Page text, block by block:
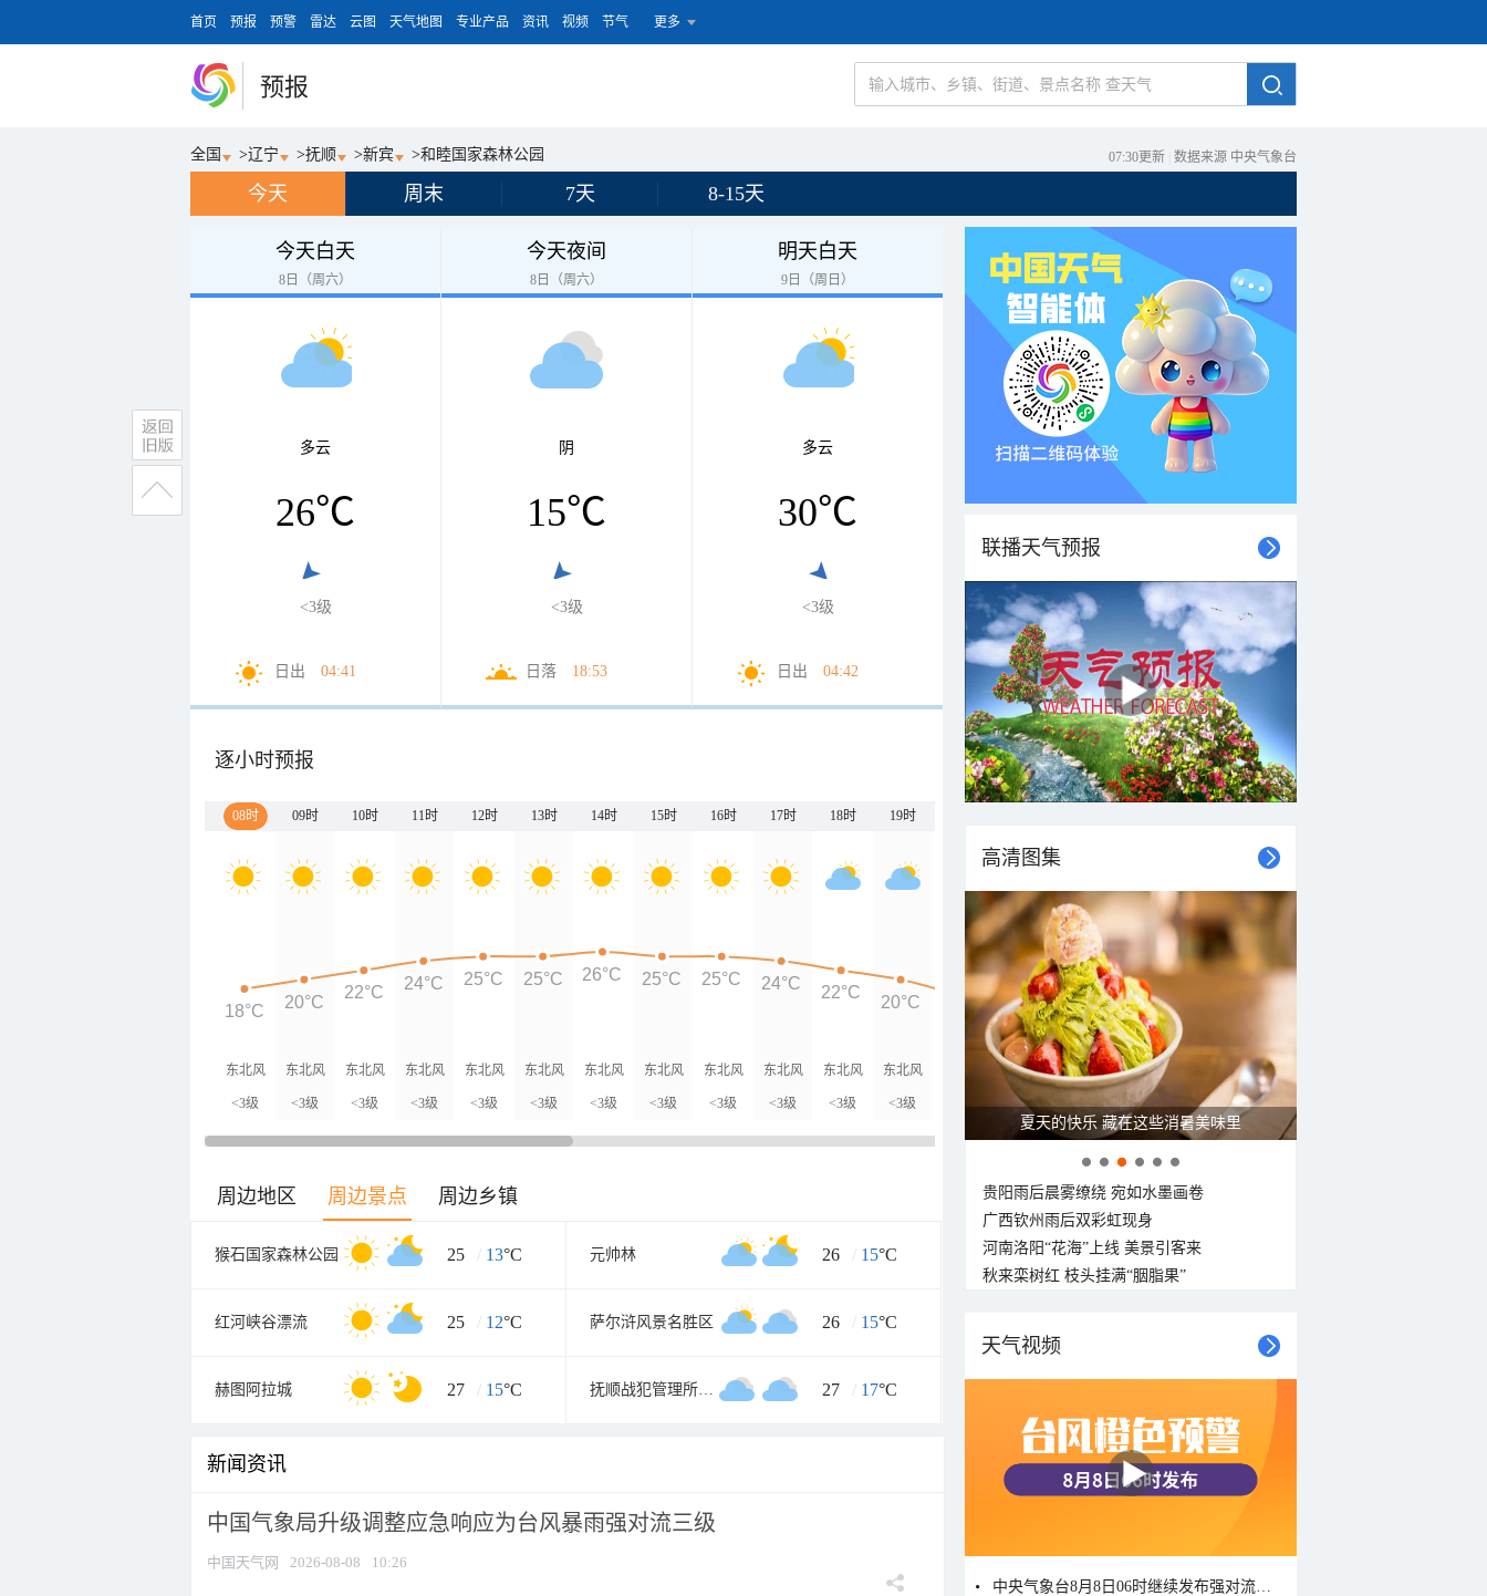
首页 预报 预警 雷达 云图 天气地图 专业产品 资讯 视频 节气 更多
预报
全国 >辽宁 >抚顺 >新宾 >和睦国家森林公园 07:30更新 数据来源 中央气象台
今天 周末 7天 8-15天
今天白天
8日（周六）
多云
26℃
<3级
日出 04:41
今天夜间
8日（周六）
阴
15℃
<3级
日落 18:53
明天白天
9日（周日）
多云
30℃
<3级
日出 04:42
逐小时预报
08时 09时 10时 11时 12时 13时 14时 15时 16时 17时 18时 19时
东北风
<3级
东北风
<3级
东北风
<3级
东北风
<3级
东北风
<3级
东北风
<3级
东北风
<3级
东北风
<3级
东北风
<3级
东北风
<3级
东北风
<3级
东北风
<3级 <3级
东北风
<3级
东北风
<3级
东北风
<3级 <3级
东风
<3级
18°C 20°C 22°C 24°C 25°C 25°C 26°C 25°C 25°C 24°C 22°C 20°C
17°C 17°C 16°C 15°C 15°C
周边地区 周边景点 周边乡镇
猴石国家森林公园 25 / 13°C 元帅林 26 / 15°C
红河峡谷漂流 25 / 12°C 萨尔浒风景名胜区 26 / 15°C
赫图阿拉城 27 / 15°C 抚顺战犯管理所旧址 27 / 17°C
新闻资讯
中国气象局升级调整应急响应为台风暴雨强对流三级
中国天气网 2026-08-08 10:26
联播天气预报
高清图集
夏天的快乐 藏在这些消暑美味里
贵阳雨后晨雾缭绕 宛如水墨画卷
广西钦州雨后双彩虹现身
河南洛阳“花海”上线 美景引客来
秋来栾树红 枝头挂满“胭脂果”
天气视频
中央气象台8月8日06时继续发布强对流天气蓝色预警